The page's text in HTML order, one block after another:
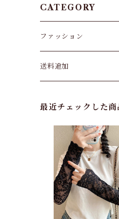
CATEGORY
ファッション
パンツ&スカート
バッグ
カーディガン
パンプス・サンダル
ワンピース・セットアッ
送料追加
最近チェックした商